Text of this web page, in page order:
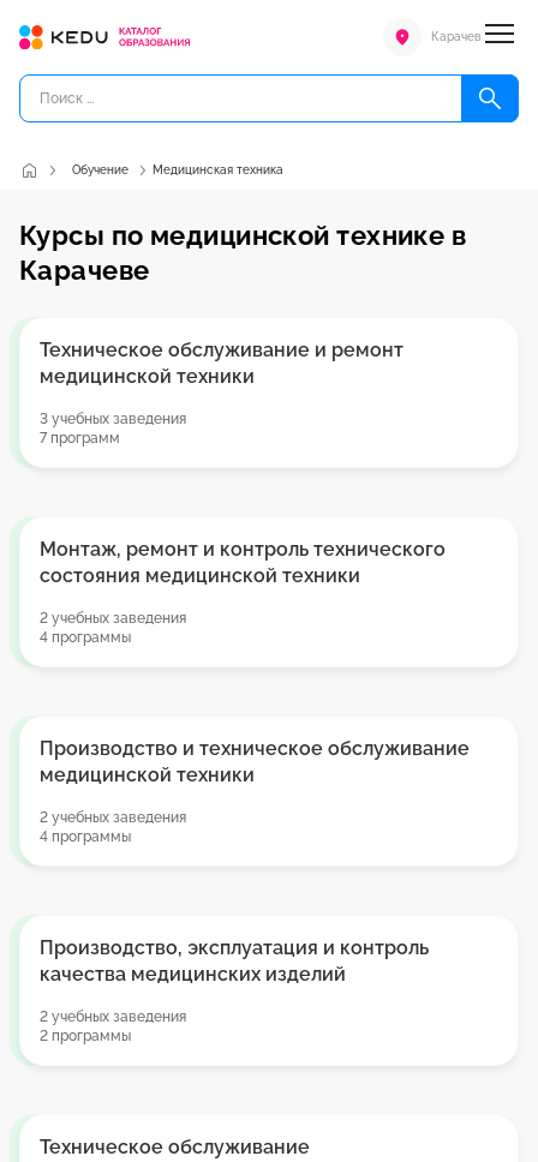
Карачев
Обучение Медицинская техника
Курсы по медицинской технике в
Карачеве
Техническое обслуживание и ремонт
медицинской техники
3 учебных заведения
7 программ
Монтаж, ремонт и контроль технического
состояния медицинской техники
2 учебных заведения
4 программы
Производство и техническое обслуживание
медицинской техники
2 учебных заведения
4 программы
Производство, эксплуатация и контроль
качества медицинских изделий
2 учебных заведения
2 программы
Техническое обслуживание